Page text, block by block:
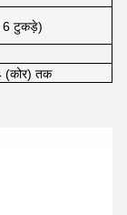
6 टुकड़े)
(कोर) तक